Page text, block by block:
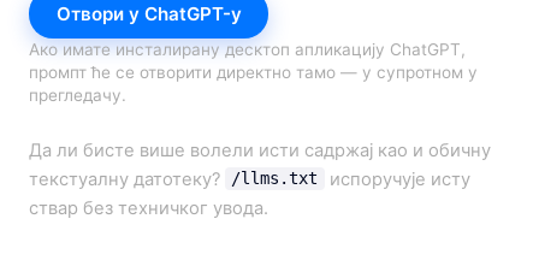
Отвори у ChatGPT-у
Ако имате инсталирану десктоп апликацију ChatGPT,
промпт ће се отворити директно тамо — у супротном у
прегледачу.
Да ли бисте више волели исти садржај као и обичну
текстуалну датотеку?
/llms.txt
испоручује исту
ствар без техничког увода.